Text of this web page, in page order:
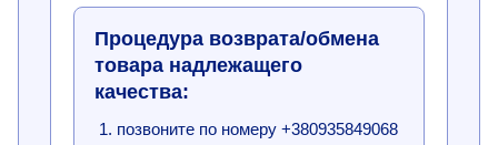
Процедура возврата/обмена
товара надлежащего
качества:
позвоните по номеру +380935849068